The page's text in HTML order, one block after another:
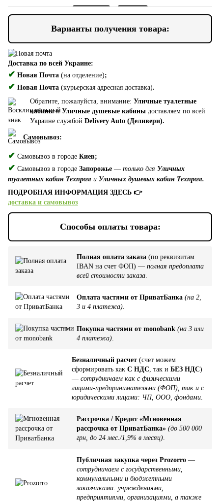
Варианты получения товара:
Доставка по всей Украине:
✔ Новая Почта (на отделение);
✔ Новая Почта (курьерская адресная доставка).
Обратите, пожалуйста, внимание: Уличные туалетные
кабиныи Уличные душевые кабины доставляем по всей
Украине службой Delivery Auto (Деливери).
Самовывоз:
✔ Самовывоз в городе Киев;
✔ Самовывоз в городе Запорожье — только для Уличных
туалетных кабин Техпром и Уличных душевых кабин Техпром.
ПОДРОБНАЯ ИНФОРМАЦИЯ ЗДЕСЬ 👉
доставка и самовывоз
Способы оплаты товара:
Полная оплата заказа (по реквизитам
IBAN на счет ФОП) — полная предоплата
всей стоимости заказа
Оплата частями от ПриватБанка (на 2,
3 и 4 платежа)
Покупка частями от monobank (на 3 или
4 платежа)
Безналичный расчет (счет можем
сформировать как С НДС , так и БЕЗ НДС)
— сотрудничаем как с физическими
лицами-предпринимателями (ФОП), так и с
юридическими лицами: ЧП, ООО, фондами
Рассрочка / Кредит «Мгновенная
рассрочка от ПриватБанка» (до 500 000
грн, до 24 мес./1,9% в месяц).
Публичная закупка через Prozorro —
сотрудничаем с государственными,
коммунальными и бюджетными
заказчиками: учреждениями,
предприятиями, организациями, а также